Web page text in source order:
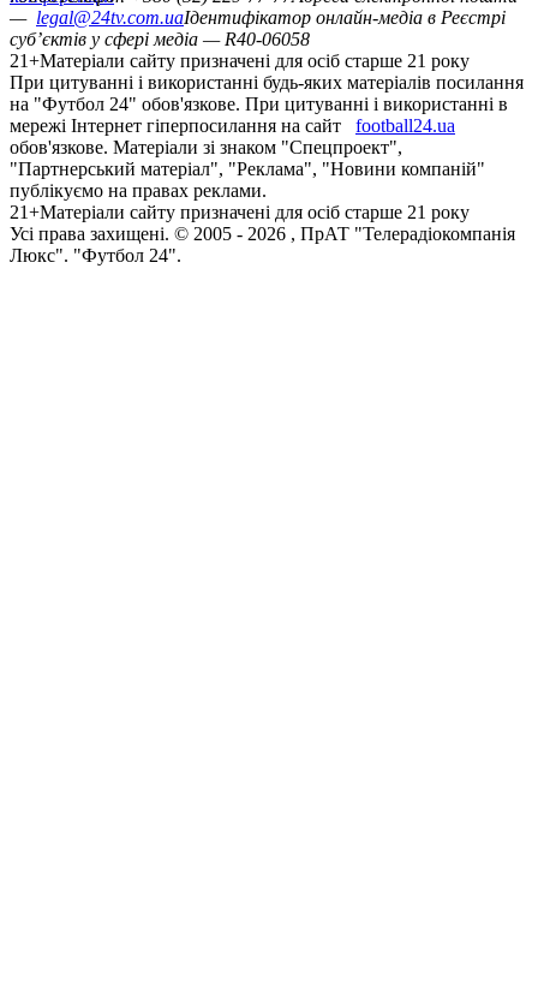
— legal@24tv.com.uaІдентифікатор онлайн-медіа в Реєстрі
суб’єктів у сфері медіа — R40-06058
21+Матеріали сайту призначені для осіб старше 21 року
При цитуванні і використанні будь-яких матеріалів посилання
на "Футбол 24" обов'язкове. При цитуванні і використанні в
мережі Інтернет гіперпосилання на сайт
football24.ua
обов'язкове. Матеріали зі знаком "Спецпроект",
"Партнерський матеріал", "Реклама", "Новини компаній"
публікуємо на правах реклами.
21+Матеріали сайту призначені для осіб старше 21 року
Усi права захищенi. © 2005 - 2026 , ПрАТ "Телерадіокомпанія
Люкс". "Футбол 24".